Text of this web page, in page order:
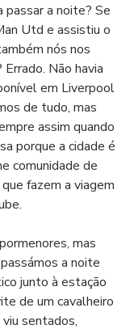
passar a noite? Se
Utd e assistiu o
nós nos
Não havia
em Liverpool
de tudo, mas
assim quando
porque a cidade é
comunidade de
fazem a viagem
mas
a noite
junto à estação
de um cavalheiro
sentados,